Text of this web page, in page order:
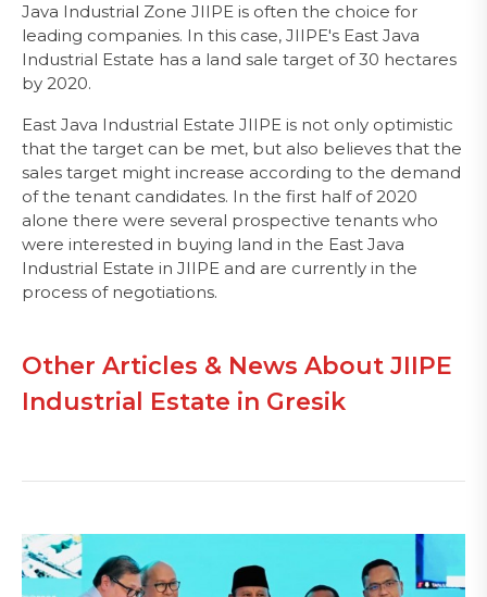
Java Industrial Zone JIIPE is often the choice for
leading companies. In this case, JIIPE's East Java
Industrial Estate has a land sale target of 30 hectares
by 2020.
East Java Industrial Estate JIIPE is not only optimistic
that the target can be met, but also believes that the
sales target might increase according to the demand
of the tenant candidates. In the first half of 2020
alone there were several prospective tenants who
were interested in buying land in the East Java
Industrial Estate in JIIPE and are currently in the
process of negotiations.
Other Articles & News About JIIPE
Industrial Estate in Gresik